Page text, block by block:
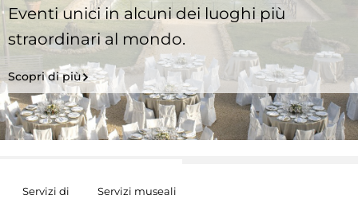
Eventi unici in alcuni dei luoghi più
straordinari al mondo.
Scopri di più
Servizi di
Servizi museali